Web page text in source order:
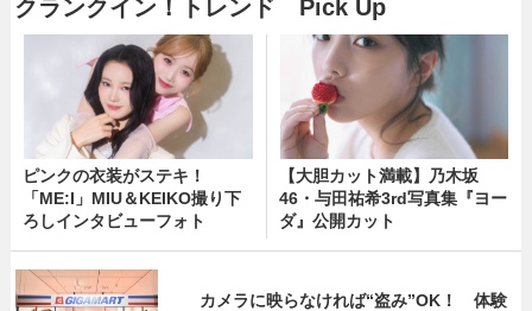
クランクイン！トレンド Pick Up
ピンクの衣装がステキ！
「ME:I」MIU＆KEIKO撮り下
ろしインタビューフォト
【大胆カット満載】乃木坂
46・与田祐希3rd写真集『ヨー
ダ』公開カット
カメラに映らなければ“盗み”OK！ 体験